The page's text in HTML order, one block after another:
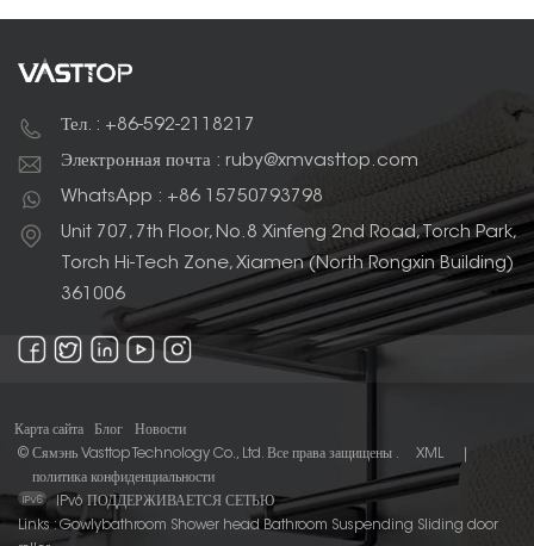
Тел. : +86-592-2118217
Электронная почта : ruby@xmvasttop.com
WhatsApp : +86 15750793798
Unit 707, 7th Floor, No.8 Xinfeng 2nd Road, Torch Park,
Torch Hi-Tech Zone, Xiamen (North Rongxin Building)
361006
Карта сайта Блог
Новости
© Сямэнь Vasttop Technology Co., Ltd. Все права защищены .
XML
политика конфиденциальности
IPv6 ПОДДЕРЖИВАЕТСЯ СЕТЬЮ
Links :Gowlybathroom Shower head Bathroom Suspending Sliding door